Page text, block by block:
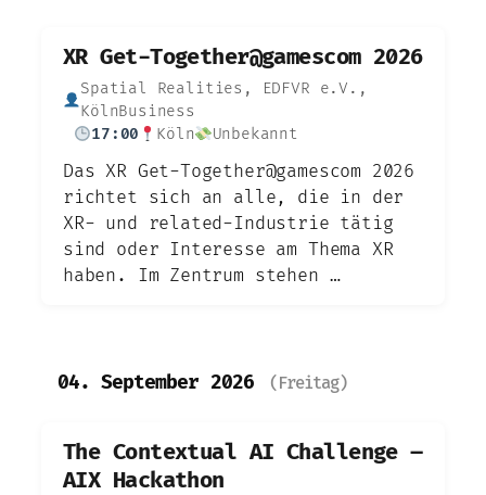
XR Get-Together@gamescom 2026
Spatial Realities, EDFVR e.V.,
KölnBusiness
17:00
Köln Unbekannt
Das XR Get-Together@gamescom 2026
richtet sich an alle, die in der
XR- und related-Industrie tätig
sind oder Interesse am Thema XR
haben. Im Zentrum stehen …
04. September 2026 (Freitag)
The Contextual AI Challenge –
AIX Hackathon